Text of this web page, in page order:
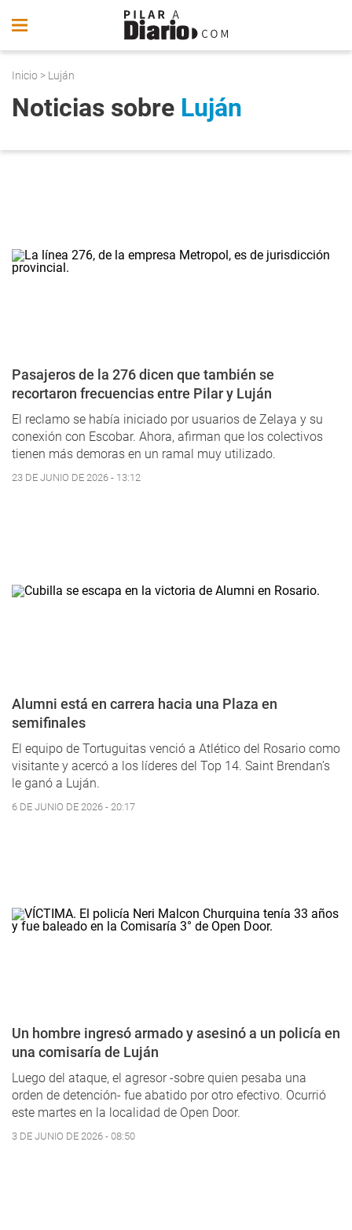
Inicio > Luján
Noticias sobre Luján
Pasajeros de la 276 dicen que también se
recortaron frecuencias entre Pilar y Luján
El reclamo se había iniciado por usuarios de Zelaya y su
conexión con Escobar. Ahora, afirman que los colectivos
tienen más demoras en un ramal muy utilizado.
23 DE JUNIO DE 2026 - 13:12
Alumni está en carrera hacia una Plaza en
semifinales
El equipo de Tortuguitas venció a Atlético del Rosario como
visitante y acercó a los líderes del Top 14. Saint Brendan’s
le ganó a Luján.
6 DE JUNIO DE 2026 - 20:17
Un hombre ingresó armado y asesinó a un policía en
una comisaría de Luján
Luego del ataque, el agresor -sobre quien pesaba una
orden de detención- fue abatido por otro efectivo. Ocurrió
este martes en la localidad de Open Door.
3 DE JUNIO DE 2026 - 08:50